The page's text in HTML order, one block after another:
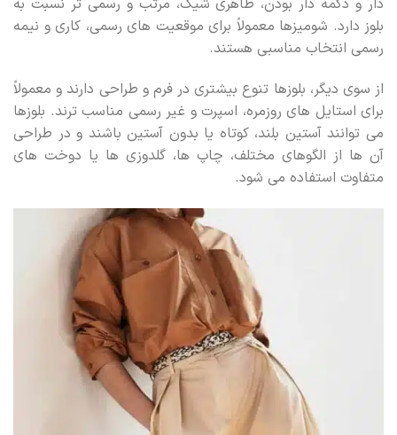
دار و دکمه دار بودن، ظاهری شیک، مرتب و رسمی تر نسبت به
بلوز دارد. شومیزها معمولاً برای موقعیت های رسمی، کاری و نیمه
رسمی انتخاب مناسبی هستند.
از سوی دیگر، بلوزها تنوع بیشتری در فرم و طراحی دارند و معمولاً
برای استایل های روزمره، اسپرت و غیر رسمی مناسب ترند. بلوزها
می توانند آستین بلند، کوتاه یا بدون آستین باشند و در طراحی
آن ها از الگوهای مختلف، چاپ ها، گلدوزی ها یا دوخت های
متفاوت استفاده می شود.